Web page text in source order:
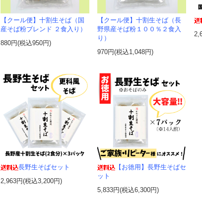
【クール便】十割生そば（国
産そば粉ブレンド ２食入り）
880円(税込950円)
【クール便】十割生そば（長
野県産そば粉１００％２食入
り）
970円(税込1,048円)
長野生そばセット
2,963円(税込3,200円)
【お徳用】長野生そばセ
ット
5,833円(税込6,300円)